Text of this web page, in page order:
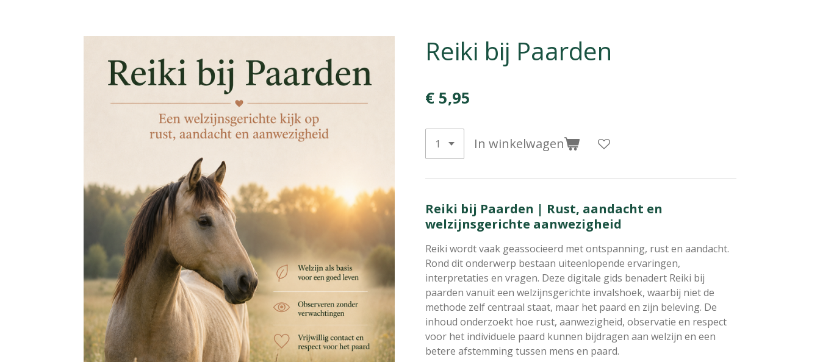
Reiki bij Paarden
€ 5,95
In winkelwagen
Reiki bij Paarden | Rust, aandacht en
welzijnsgerichte aanwezigheid
Reiki wordt vaak geassocieerd met ontspanning, rust en aandacht.
Rond dit onderwerp bestaan uiteenlopende ervaringen,
interpretaties en vragen. Deze digitale gids benadert Reiki bij
paarden vanuit een welzijnsgerichte invalshoek, waarbij niet de
methode zelf centraal staat, maar het paard en zijn beleving. De
inhoud onderzoekt hoe rust, aanwezigheid, observatie en respect
voor het individuele paard kunnen bijdragen aan welzijn en een
betere afstemming tussen mens en paard.